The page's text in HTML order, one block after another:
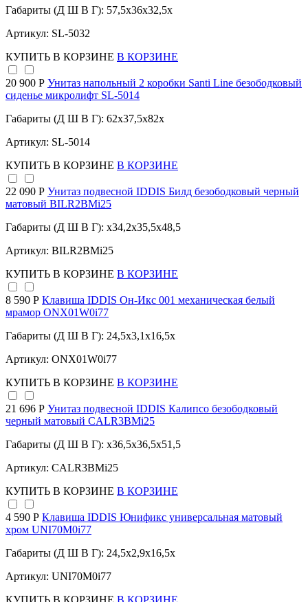
Габариты (Д Ш В Г): 57,5x36x32,5x
Артикул: SL-5032
КУПИТЬ В КОРЗИНЕ В КОРЗИНЕ
20 900 Р Унитаз напольный 2 коробки Santi Line безободковый
сиденье микролифт SL-5014
Габариты (Д Ш В Г): 62x37,5x82x
Артикул: SL-5014
КУПИТЬ В КОРЗИНЕ В КОРЗИНЕ
22 090 Р Унитаз подвесной IDDIS Билд безободковый черный
матовый BILR2BMi25
Габариты (Д Ш В Г): x34,2x35,5x48,5
Артикул: BILR2BMi25
КУПИТЬ В КОРЗИНЕ В КОРЗИНЕ
8 590 Р Клавиша IDDIS Он-Икс 001 механическая белый
мрамор ONX01W0i77
Габариты (Д Ш В Г): 24,5x3,1x16,5x
Артикул: ONX01W0i77
КУПИТЬ В КОРЗИНЕ В КОРЗИНЕ
21 696 Р Унитаз подвесной IDDIS Калипсо безободковый
черный матовый CALR3BMi25
Габариты (Д Ш В Г): x36,5x36,5x51,5
Артикул: CALR3BMi25
КУПИТЬ В КОРЗИНЕ В КОРЗИНЕ
4 590 Р Клавиша IDDIS Юнификс универсальная матовый
хром UNI70M0i77
Габариты (Д Ш В Г): 24,5x2,9x16,5x
Артикул: UNI70M0i77